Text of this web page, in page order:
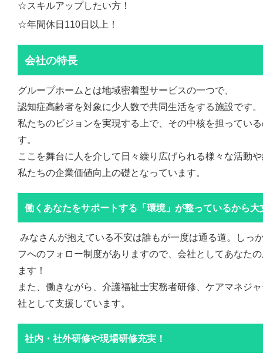
☆スキルアップしたい方！
☆年間休日110日以上！
会社の特長
グループホームとは地域密着型サービスの一つで、
認知症高齢者を対象に少人数で共同生活をする施設です。
私たちのビジョンを実現する上で、その中核を担ってい
す。
ここを舞台に人を介して日々繰り広げられる様々な活動
私たちの企業価値向上の礎となっています。
働くあなたをサポートする「環境」が整っているから大
みなさんが抱えている不安は誰もが一度は通る道。しっ
フへのフォロー制度がありますので、会社としてあなた
ます！
また、働きながら、介護福祉士実務者研修、ケアマネジ
社として支援しています。
社内・社外研修や現場研修充実！